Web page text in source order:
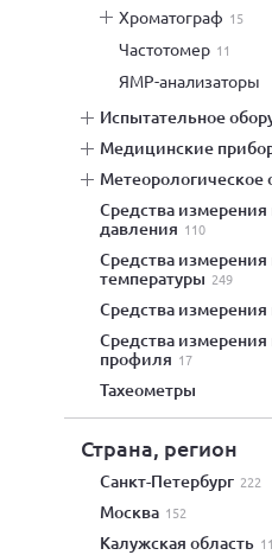
хроматограф 15
частотомер 11
ЯМР-анализаторы
испытательное
медицинские
средства измерения и регулирования
давления 110
средства измерения и регулирования
температуры 249
средства
средства измерения шероховатости и
профиля 17
тахеометры
Страна, регион
Санкт-Петербург 222
Москва 152
Калужская область